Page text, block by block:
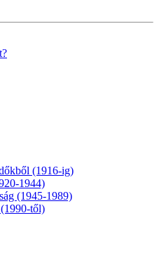
(1916-ig)
1944)
(1945-1989)
től)